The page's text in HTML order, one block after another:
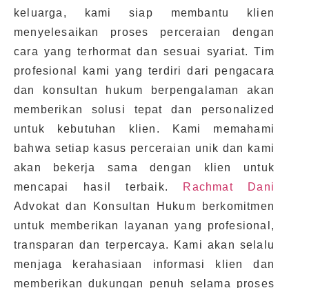
keluarga, kami siap membantu klien
menyelesaikan proses perceraian dengan
cara yang terhormat dan sesuai syariat. Tim
profesional kami yang terdiri dari pengacara
dan konsultan hukum berpengalaman akan
memberikan solusi tepat dan personalized
untuk kebutuhan klien. Kami memahami
bahwa setiap kasus perceraian unik dan kami
akan bekerja sama dengan klien untuk
mencapai hasil terbaik. Rachmat Dani
Advokat dan Konsultan Hukum berkomitmen
untuk memberikan layanan yang profesional,
transparan dan terpercaya. Kami akan selalu
menjaga kerahasiaan informasi klien dan
memberikan dukungan penuh selama proses